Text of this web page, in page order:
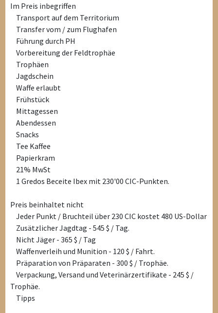
Im Preis inbegriffen
Transport auf dem Territorium
Transfer vom / zum Flughafen
Führung durch PH
Vorbereitung der Feldtrophäe
Trophäen
Jagdschein
Waffe erlaubt
Frühstück
Mittagessen
Abendessen
Snacks
Tee Kaffee
Papierkram
21% MwSt
1 Gredos Beceite Ibex mit 230'00 CIC-Punkten.
Preis beinhaltet nicht
Jeder Punkt / Bruchteil über 230 CIC kostet 480 US-Dollar
Zusätzlicher Jagdtag - 545 $ / Tag.
Nicht Jäger - 365 $ / Tag
Waffenverleih und Munition - 120 $ / Fahrt.
Präparation von Präparaten - 300 $ / Trophäe.
Verpackung, Versand und Veterinärzertifikate - 245 $ /
Trophäe.
Tipps